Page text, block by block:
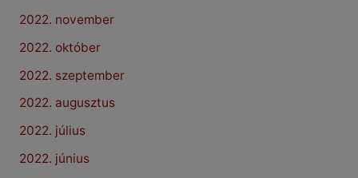
2022. november
2022. október
2022. szeptember
2022. augusztus
2022. július
2022. június